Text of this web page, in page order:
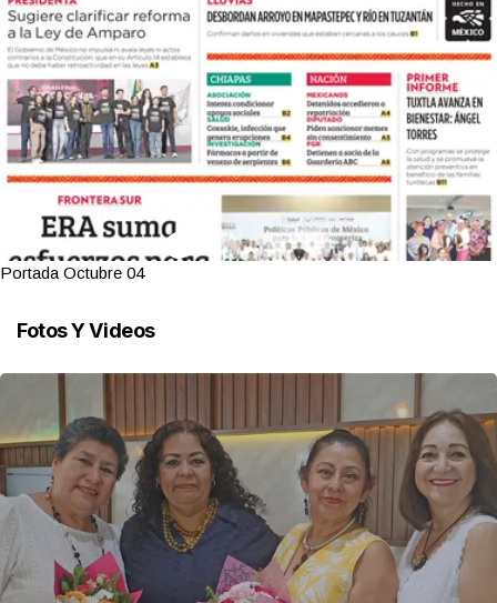
Portada Octubre 04
Fotos Y Videos